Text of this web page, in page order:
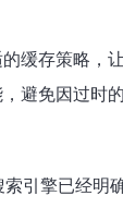
缓存策略，
避免因过时
引擎已经